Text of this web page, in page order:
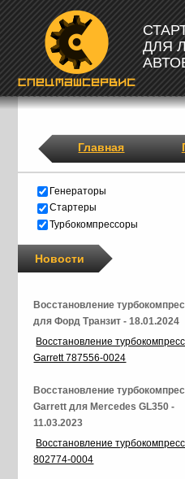
ДЛЯ
Главная
Генераторы
Стартеры
Турбокомпрессоры
Новости
Восстановление
для Форд Транзит - 18.01.2024
Восстановление
Garrett 787556-0024
Восстановление
Garrett для Mercedes GL350 -
11.03.2023
Восстановление
802774-0004